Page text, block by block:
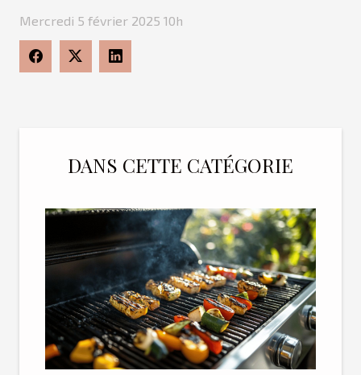
Mercredi 5 février 2025 10h
DANS CETTE CATÉGORIE